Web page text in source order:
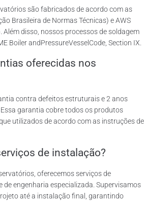
são fabricados de acordo com as
Brasileira de Normas Técnicas) e AWS
Além disso, nossos processos de soldagem
Boiler andPressureVesselCode, Section IX.
oferecidas nos
contra defeitos estruturais e 2 anos
garantia cobre todos os produtos
utilizados de acordo com as instruções de
de instalação?
oferecemos serviços de
de engenharia especializada. Supervisamos
até a instalação final, garantindo